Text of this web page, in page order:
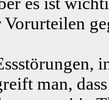
man,